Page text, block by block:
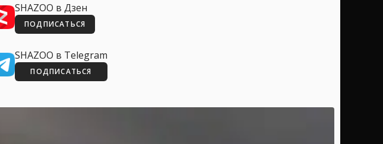
SHAZOO в Дзен
ПОДПИСАТЬСЯ
SHAZOO в Telegram
ПОДПИСАТЬСЯ